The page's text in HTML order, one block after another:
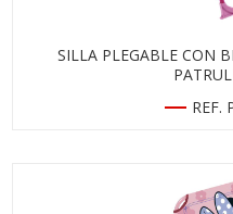
SILLA PLEGABLE CON
REF.